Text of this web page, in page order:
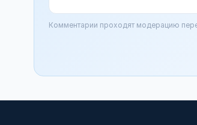
Комментарии проходят модерацию